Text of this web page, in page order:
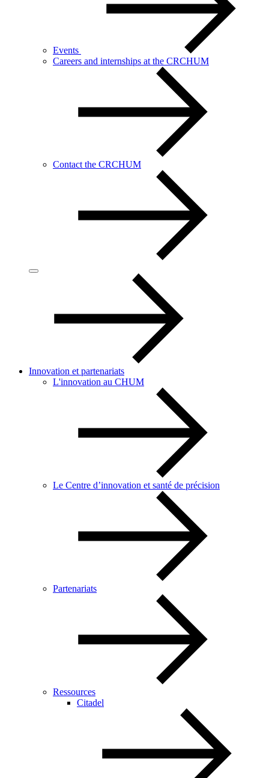
Events
Careers and internships at the CRCHUM
Contact the CRCHUM
Innovation et partenariats
L'innovation au CHUM
Le Centre d’innovation et santé de précision
Partenariats
Ressources
Citadel